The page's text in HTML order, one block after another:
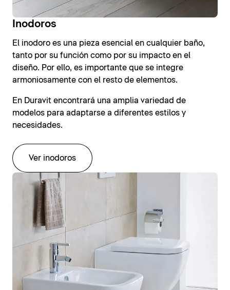
Inodoros
El inodoro es una pieza esencial en cualquier baño,
tanto por su función como por su impacto en el
diseño. Por ello, es importante que se integre
armoniosamente con el resto de elementos.
En Duravit encontrará una amplia variedad de
modelos para adaptarse a diferentes estilos y
necesidades.
Ver inodoros